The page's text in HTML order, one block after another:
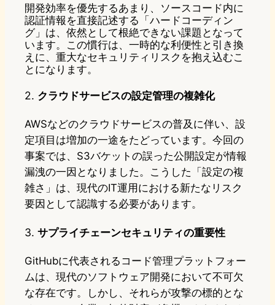
開発効率を優先するあまり、ソースコード内に
認証情報を直接記述する「ハードコーディン
グ」は、依然として根絶できない課題となって
います。この慣行は、一時的な利便性と引き換
えに、重大なセキュリティリスクを抱え込むこ
とになります。
2. クラウドサービスの設定管理の複雑化
AWSなどのクラウドサービスの普及に伴い、設
定項目は増加の一途をたどっています。今回の
事案では、S3バケットの誤った公開設定が情報
漏洩の一因となりました。こうした「設定の複
雑さ」は、現代のIT運用における新たなリスク
要因として認識する必要があります。
3. サプライチェーンセキュリティの重要性
GitHubに代表されるコード管理プラットフォー
ムは、現代のソフトウェア開発において不可欠
な存在です。しかし、それらが攻撃の標的とな